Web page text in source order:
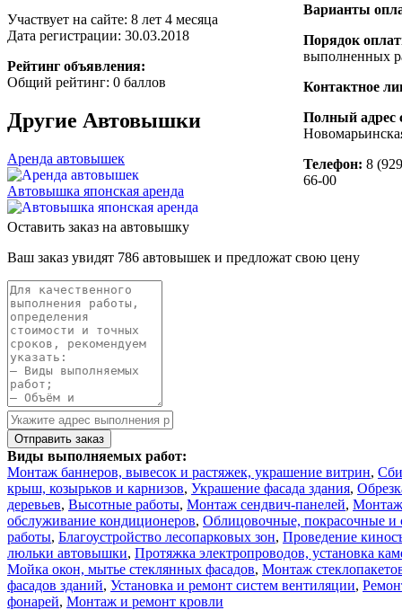
Участвует на сайте: 8 лет 4 месяца
Дата регистрации: 30.03.2018
Рейтинг объявления:
Общий рейтинг: 0 баллов
Другие Автовышки
Аренда автовышек
Автовышка японская аренда
Варианты
Порядок
выполненных
Контактное
Полный адрес
Телефон: 8
66-00
Оставить заказ на автовышку
Ваш заказ увидят 786 автовышек и предложат свою цену
Виды выполняемых работ:
Монтаж баннеров, вывесок и растяжек, украшение витрин,
крыш, козырьков и карнизов, Украшение фасада здания,
деревьев, Высотные работы, Монтаж сендвич-панелей,
обслуживание кондиционеров, Облицовочные, покрасочные и
работы, Благоустройство лесопарковых зон, Проведение
люльки автовышки, Протяжка электропроводов, установка
Мойка окон, мытье стеклянных фасадов, Монтаж
фасадов зданий, Установка и ремонт систем вентиляции,
фонарей, Монтаж и ремонт кровли